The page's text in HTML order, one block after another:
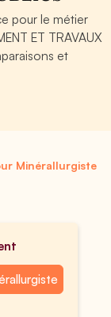
pour le métier
ET TRAVAUX
et
Minérallurgiste